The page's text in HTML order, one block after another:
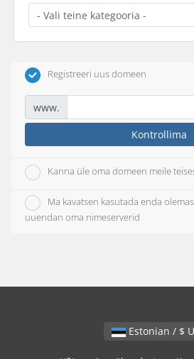
Registreeri uus domeen
www.
Kontrollima
Kanna üle oma domeen meile
Ma kavatsen kasutada enda
uuendan oma nimeserverid